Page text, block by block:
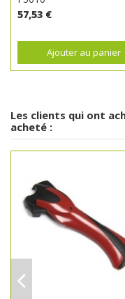
57,53 €
Ajouter au panier
Les clients qui ont
acheté :